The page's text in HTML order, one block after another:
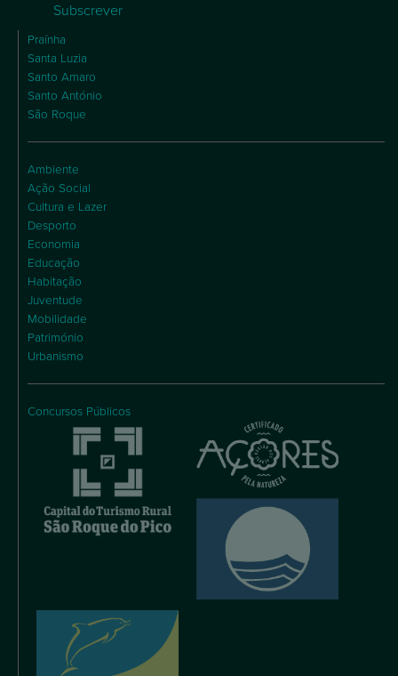
Subscrever
Praínha
Santa Luzia
Santo Amaro
Santo António
São Roque
Ambiente
Ação Social
Cultura e Lazer
Desporto
Economia
Educação
Habitação
Juventude
Mobilidade
Património
Urbanismo
Concursos Públicos